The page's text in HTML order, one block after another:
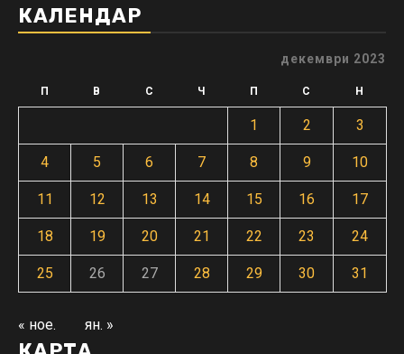
КАЛЕНДАР
декември 2023
П В С Ч П С Н
1 2 3
4 5 6 7 8 9 10
11 12 13 14 15 16 17
18 19 20 21 22 23 24
25 26 27 28 29 30 31
« ное. ян. »